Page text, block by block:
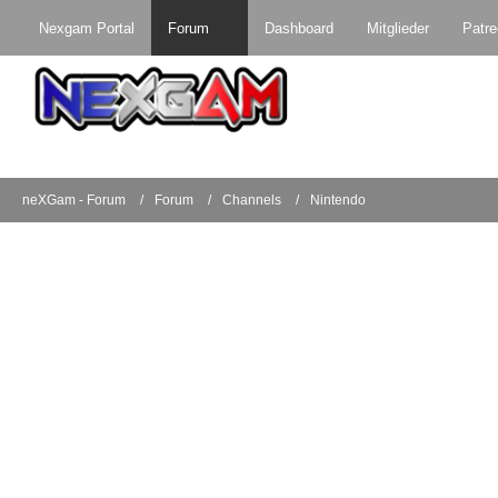
Nexgam Portal Forum Dashboard Mitglieder
neXGam - Forum Forum Channels Nintendo